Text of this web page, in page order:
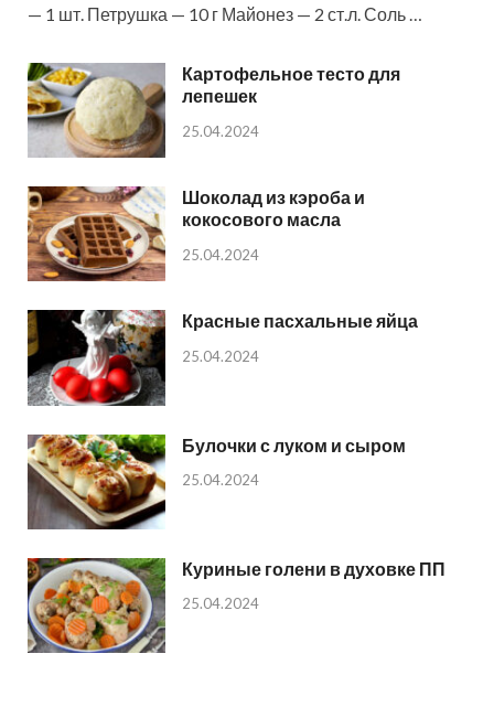
— 1 шт. Петрушка — 10 г Майонез — 2 ст.л. Соль …
Картофельное тесто для
лепешек
25.04.2024
Шоколад из кэроба и
кокосового масла
25.04.2024
Красные пасхальные яйца
25.04.2024
Булочки с луком и сыром
25.04.2024
Куриные голени в духовке ПП
25.04.2024